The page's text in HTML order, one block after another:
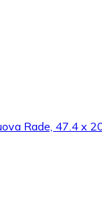
Rade, 47.4 x